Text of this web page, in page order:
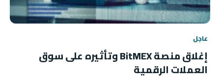
عاجل
إغلاق منصة BitMEX وتأثيره على سوق
العملات الرقمية